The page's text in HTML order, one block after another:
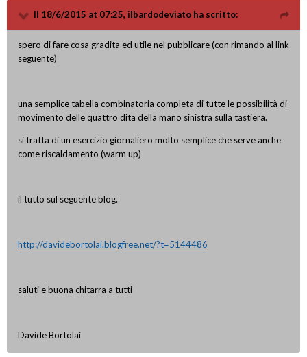
Il 18/6/2015 at 07:25, ilbardodeviato ha scritto:
spero di fare cosa gradita ed utile nel pubblicare (con rimando al link
seguente)
una semplice tabella combinatoria completa di tutte le possibilità di
movimento delle quattro dita della mano sinistra sulla tastiera.
si tratta di un esercizio giornaliero molto semplice che serve anche
come riscaldamento (warm up)
il tutto sul seguente blog.
http://davidebortolai.blogfree.net/?t=5144486
saluti e buona chitarra a tutti
Davide Bortolai